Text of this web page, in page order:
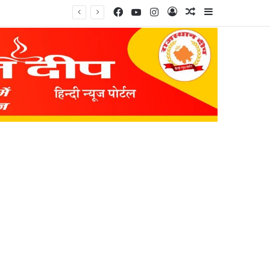
FacebookYouTubeInstagram
Log InRandom Article
Sidebar